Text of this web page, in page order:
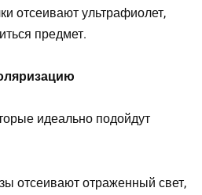
отсеивают ультрафиолет,
предмет.
отсеивают отраженный свет,